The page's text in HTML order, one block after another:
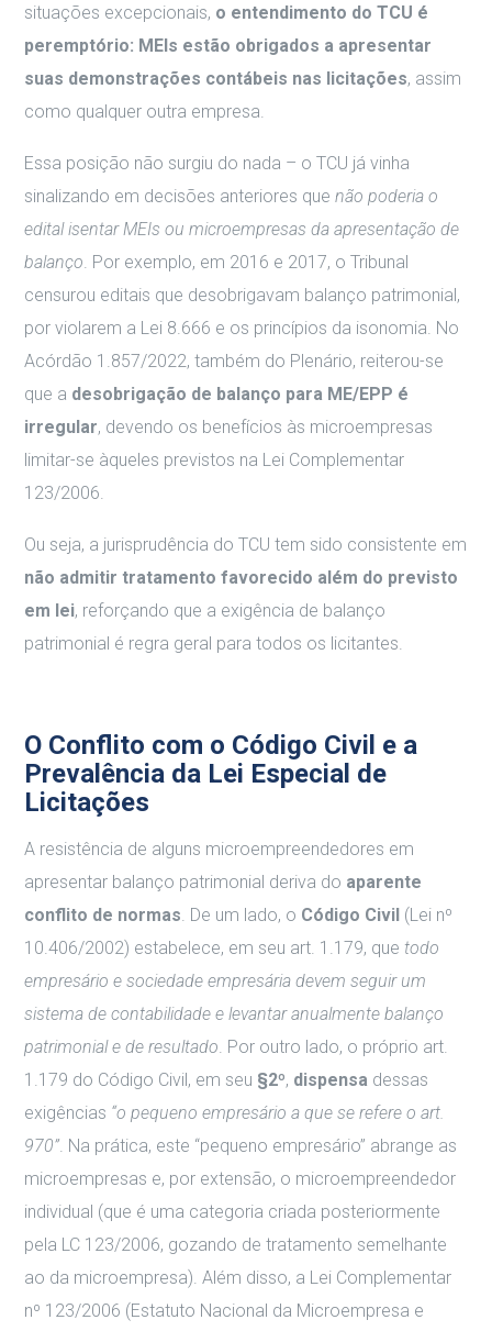
situações excepcionais, o entendimento do TCU é
peremptório: MEIs estão obrigados a apresentar
suas demonstrações contábeis nas licitações, assim
como qualquer outra empresa.
Essa posição não surgiu do nada – o TCU já vinha
sinalizando em decisões anteriores quenão poderia o
edital isentar MEIs ou microempresas da apresentação de
balanço. Por exemplo, em 2016 e 2017, o Tribunal
censurou editais que desobrigavam balanço patrimonial,
por violarem a Lei 8.666 e os princípios da isonomia. No
Acórdão 1.857/2022, também do Plenário, reiterou-se
que a desobrigação de balanço para ME/EPP é
irregular, devendo os benefícios às microempresas
limitar-se àqueles previstos na Lei Complementar
123/2006.
Ou seja, a jurisprudência do TCU tem sido consistente em
não admitir tratamento favorecido além do previsto
em lei, reforçando que a exigência de balanço
patrimonial é regra geral para todos os licitantes.
O Conflito com o Código Civil e a
Prevalência da Lei Especial de
Licitações
A resistência de alguns microempreendedores em
apresentar balanço patrimonial deriva do aparente
conflito de normas. De um lado, o Código Civil (Lei nº
10.406/2002) estabelece, em seu art. 1.179, quetodo
empresário e sociedade empresária devem seguir um
sistema de contabilidade e levantar anualmente balanço
patrimonial e de resultado. Por outro lado, o próprio art.
1.179 do Código Civil, em seu §2º, dispensa dessas
exigências “o pequeno empresário a que se refere o art.
970”. Na prática, este “pequeno empresário” abrange as
microempresas e, por extensão, o microempreendedor
individual (que é uma categoria criada posteriormente
pela LC 123/2006, gozando de tratamento semelhante
ao da microempresa). Além disso, a Lei Complementar
nº 123/2006 (Estatuto Nacional da Microempresa e